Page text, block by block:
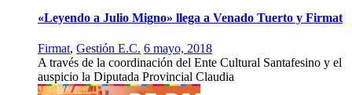
«Leyendo a Julio Migno» llega a Venado Tuerto y Firmat
Firmat, Gestión E.C. 6 mayo, 2018
A través de la coordinación del Ente Cultural Santafesino y el
auspicio la Diputada Provincial Claudia